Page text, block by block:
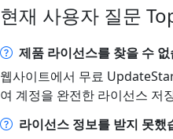
현재 사용자 질문
제품 라이선스를 찾을 수
웹사이트에서 무료
여 계정을 완전한 라이선스 저
라이선스 정보를 받지 못